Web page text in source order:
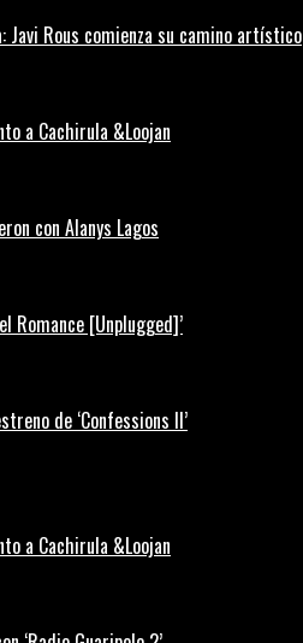
Javi Rous comienza su camino artístico
a Cachirula &Loojan
con Alanys Lagos
Romance [Unplugged]’
de ‘Confessions II’
a Cachirula &Loojan